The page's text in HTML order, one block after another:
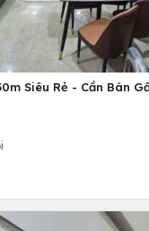
Siêu Rẻ - Cần Bán